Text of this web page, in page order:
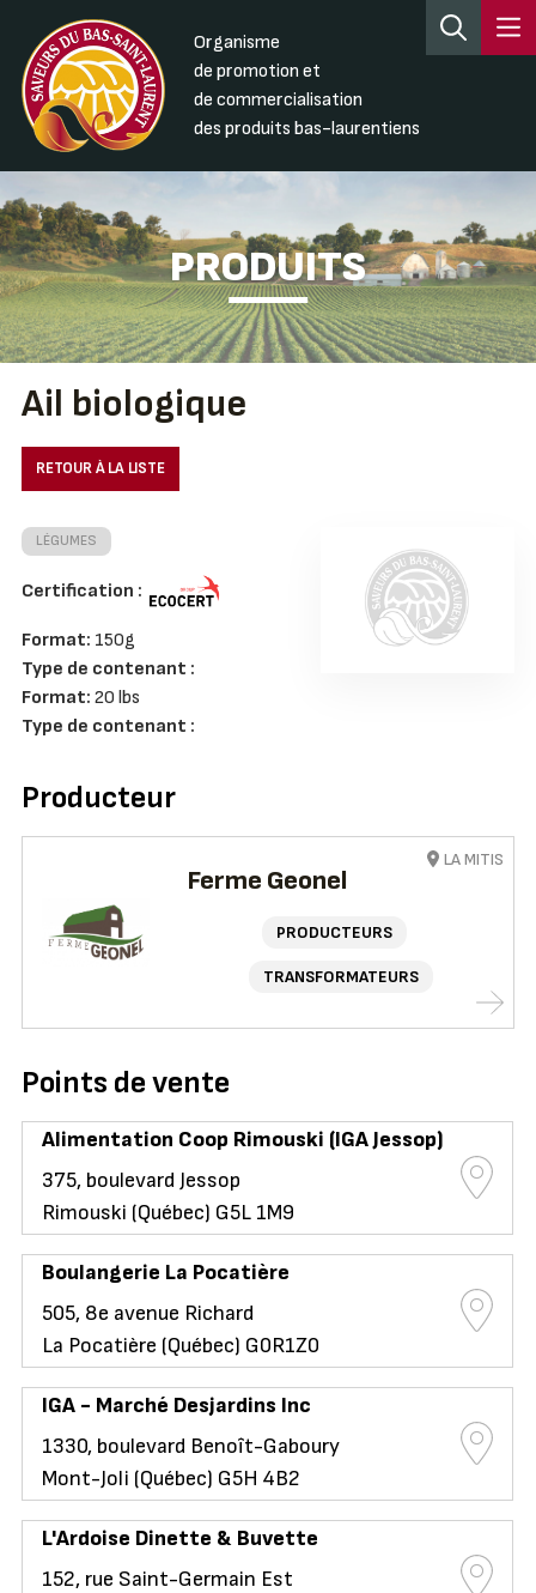
Organisme
de promotion et
de commercialisation
des produits bas-laurentiens
PRODUITS
Ail biologique
RETOUR À LA LISTE
LÉGUMES
Certification :
Format: 150g
Type de contenant :
Format: 20 lbs
Type de contenant :
Producteur
Ferme Geonel
PRODUCTEURS
TRANSFORMATEURS
LA MITIS
Points de vente
Alimentation Coop Rimouski (IGA Jessop)
375, boulevard Jessop
Rimouski (Québec) G5L 1M9
Boulangerie La Pocatière
505, 8e avenue Richard
La Pocatière (Québec) G0R1Z0
IGA - Marché Desjardins Inc
1330, boulevard Benoît-Gaboury
Mont-Joli (Québec) G5H 4B2
L'Ardoise Dinette & Buvette
152, rue Saint-Germain Est